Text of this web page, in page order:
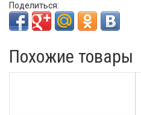
Поделиться:
Похожие товары